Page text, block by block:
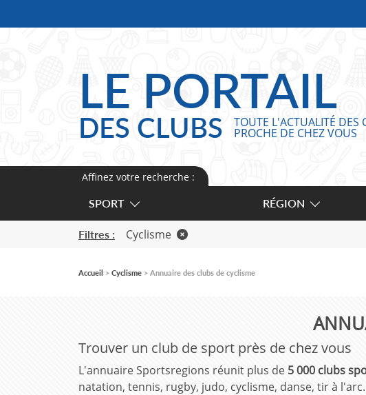
Trouver un club de sport près de chez vous
L'annuaire Sportsregions réunit plus de 5 000 clubs
natation, tennis, rugby, judo, cyclisme, danse, tir à
Affinez votre recherche :
SPORT
RÉGION
Filtres : Cyclisme
Accueil Cyclisme Annuaire des clubs de cyclisme
LE PORTAIL
DES CLUBS TOUTE L'ACTUALITÉ DES
PROCHE DE CHEZ VOUS